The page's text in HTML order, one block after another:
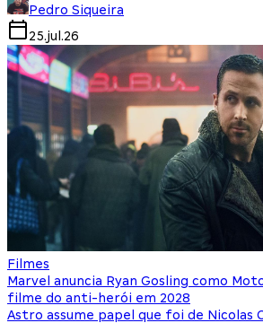
Pedro Siqueira
25.jul.26
Filmes
Marvel anuncia Ryan Gosling como
filme do anti-herói em 2028
Astro assume papel que foi de Nicolas